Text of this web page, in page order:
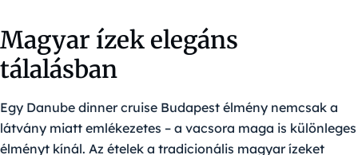
Magyar ízek elegáns
tálalásban
Egy Danube dinner cruise Budapest élmény nemcsak a
látvány miatt emlékezetes – a vacsora maga is különleges
élményt kínál. Az ételek a tradicionális magyar ízeket